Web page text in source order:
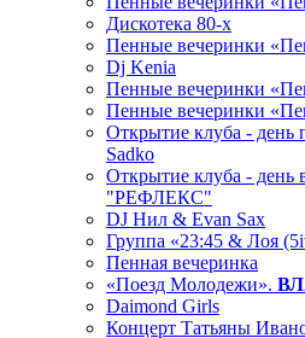
Дискотека 80-х
Пенные вечеринки
Dj Kenia
Пенные вечеринки
Пенные вечеринки
Открытие клуба - день
Sadko
Открытие клуба - день
"РЕФЛЕКС"
DJ Нил & Evan Sax
Группа «23:45 & Лоя
Пенная вечеринка
«Поезд Молодежи».
Daimond Girls
Концерт Татьяны